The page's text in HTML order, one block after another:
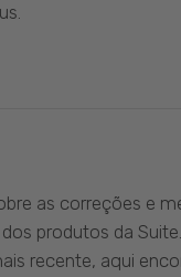
as correções e
produtos da
recente, aqui